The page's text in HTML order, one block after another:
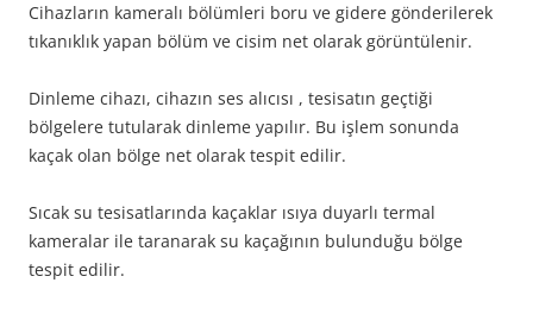
Cihazların kameralı bölümleri boru ve gidere gönderilerek
tıkanıklık yapan bölüm ve cisim net olarak görüntülenir.
Dinleme cihazı, cihazın ses alıcısı , tesisatın geçtiği
bölgelere tutularak dinleme yapılır. Bu işlem sonunda
kaçak olan bölge net olarak tespit edilir.
Sıcak su tesisatlarında kaçaklar ısıya duyarlı termal
kameralar ile taranarak su kaçağının bulunduğu bölge
tespit edilir.